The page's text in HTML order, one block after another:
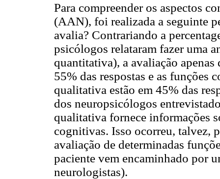
Para compreender os aspectos
(AAN), foi realizada a seguinte
avalia? Contrariando a
psicólogos relataram fazer uma
quantitativa), a avaliação
55% das respostas e as funções
qualitativa estão em 45% das
dos neuropsicólogos
qualitativa fornece informações
cognitivas. Isso ocorreu, talvez,
avaliação de determinadas
paciente vem encaminhado por
neurologistas).